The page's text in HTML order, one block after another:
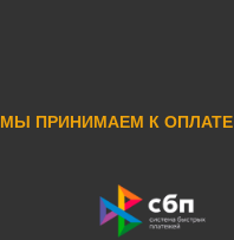
МЫ ПРИНИМАЕМ К ОПЛАТЕ